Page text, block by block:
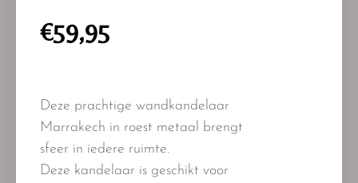
€59,95
Deze prachtige wandkandelaar
Marrakech in roest metaal brengt
sfeer in iedere ruimte.
Deze kandelaar is geschikt voor